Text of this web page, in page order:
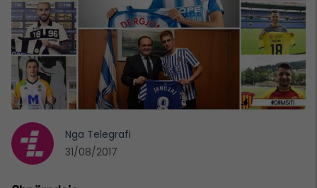
Nga Telegrafi
31/08/2017